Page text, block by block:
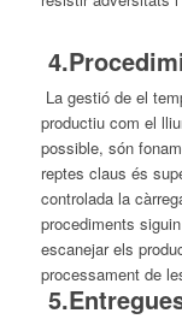
La gestió de el
productiu com el
possible, són
reptes claus és
controlada la
procediments
escanejar els
processament de